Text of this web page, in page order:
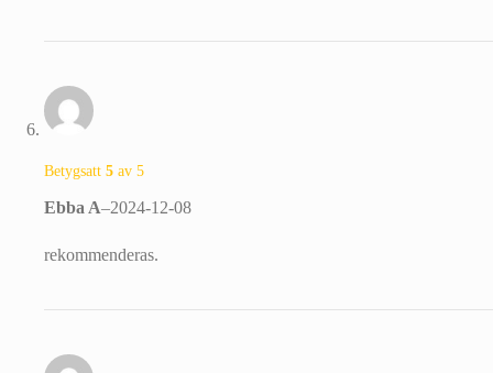
Betygsatt 5 av 5
Ebba A–2024-12-08
rekommenderas.